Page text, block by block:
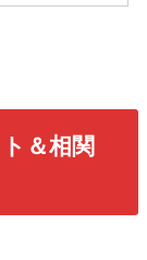
＆相関